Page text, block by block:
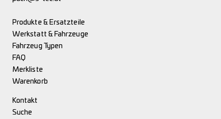
Produkte & Ersatzteile
Werkstatt & Fahrzeuge
Fahrzeug Typen
FAQ
Merkliste
Warenkorb
Kontakt
Suche